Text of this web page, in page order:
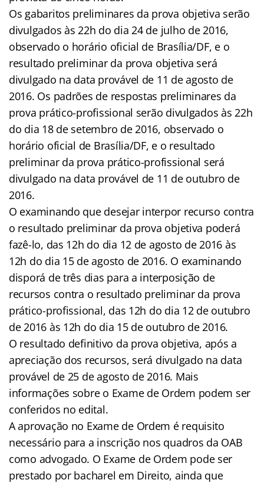
Os gabaritos preliminares da prova objetiva serão
divulgados às 22h do dia 24 de julho de 2016,
observado o horário oficial de Brasília/DF, e o
resultado preliminar da prova objetiva será
divulgado na data provável de 11 de agosto de
2016. Os padrões de respostas preliminares da
prova prático-profissional serão divulgados às 22h
do dia 18 de setembro de 2016, observado o
horário oficial de Brasília/DF, e o resultado
preliminar da prova prático-profissional será
divulgado na data provável de 11 de outubro de
2016.
O examinando que desejar interpor recurso contra
o resultado preliminar da prova objetiva poderá
fazê-lo, das 12h do dia 12 de agosto de 2016 às
12h do dia 15 de agosto de 2016. O examinando
disporá de três dias para a interposição de
recursos contra o resultado preliminar da prova
prático-profissional, das 12h do dia 12 de outubro
de 2016 às 12h do dia 15 de outubro de 2016.
O resultado definitivo da prova objetiva, após a
apreciação dos recursos, será divulgado na data
provável de 25 de agosto de 2016. Mais
informações sobre o Exame de Ordem podem ser
conferidos no edital.
A aprovação no Exame de Ordem é requisito
necessário para a inscrição nos quadros da OAB
como advogado. O Exame de Ordem pode ser
prestado por bacharel em Direito, ainda que